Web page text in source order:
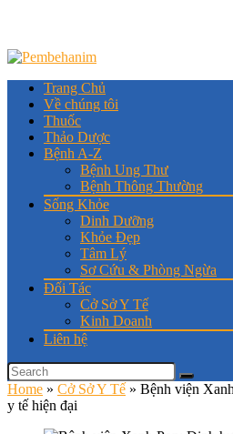
Trang Chủ
Về chúng tôi
Thuốc
Thảo Dược
Bệnh A-Z
Bệnh Ung Thư
Bệnh Thông Thường
Sống Khỏe
Dinh Dưỡng
Khỏe Đẹp
Tâm Lý
Sơ Cứu & Phòng Ngừa
Đối Tác
Cở Sở Y Tế
Kinh Doanh
Liên hệ
Home » Cở Sở Y Tế » Bệnh viện
y tế hiện đại